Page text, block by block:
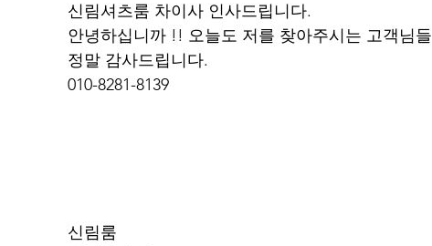
신림셔츠룸 차이사 인사드립니다.
안녕하십니까 !! 오늘도 저를 찾아주시는 고객님들
정말 감사드립니다.
010-8281-8139
신림룸